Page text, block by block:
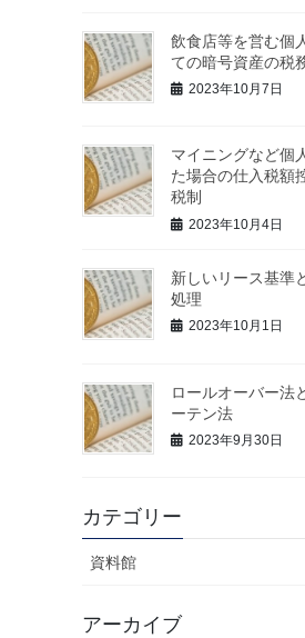
飲食店等を営む個
ての暗号資産の税
2023年10月7日
マイニングなど個
た場合の仕入税額
税制
2023年10月4日
新しいリース基準
処理
2023年10月1日
ロールオーバー法
ーテン法
2023年9月30日
カテゴリー
資料館
アーカイブ